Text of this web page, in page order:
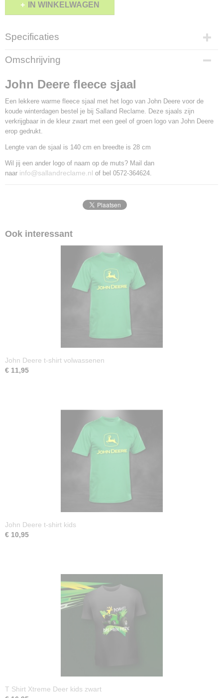
IN WINKELWAGEN
Specificaties
Afmetingen (l,b,h)
140 x 28 x 0 cm
Omschrijving
John Deere fleece sjaal
Een lekkere warme fleece sjaal met het logo van John Deere voor de
koude winterdagen bestel je bij Salland Reclame. Deze sjaals zijn
verkrijgbaar in de kleur zwart met een geel of groen logo van John Deere
erop gedrukt.
Lengte van de sjaal is 140 cm en breedte is 28 cm
Wil jij een ander logo of naam op de muts? Mail dan
naar info@sallandreclame.nl of bel 0572-364624.
Ook interessant
John Deere t-shirt volwassenen
€ 11,95
John Deere t-shirt kids
€ 10,95
T Shirt Xtreme Deer kids zwart